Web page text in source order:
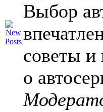
Выбор
советы и
о